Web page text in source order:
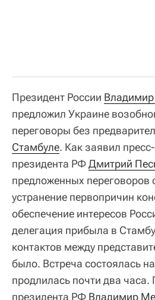
Президент России Владимир
предложил Украине
переговоры без
Стамбуле. Как заявил
президента РФДмитрий
предложенных переговоров
устранение первопричин
обеспечение интересов
делегация прибыла в
контактов между
было. Встреча состоялась
продлилась почти два
президента РФ Владимир